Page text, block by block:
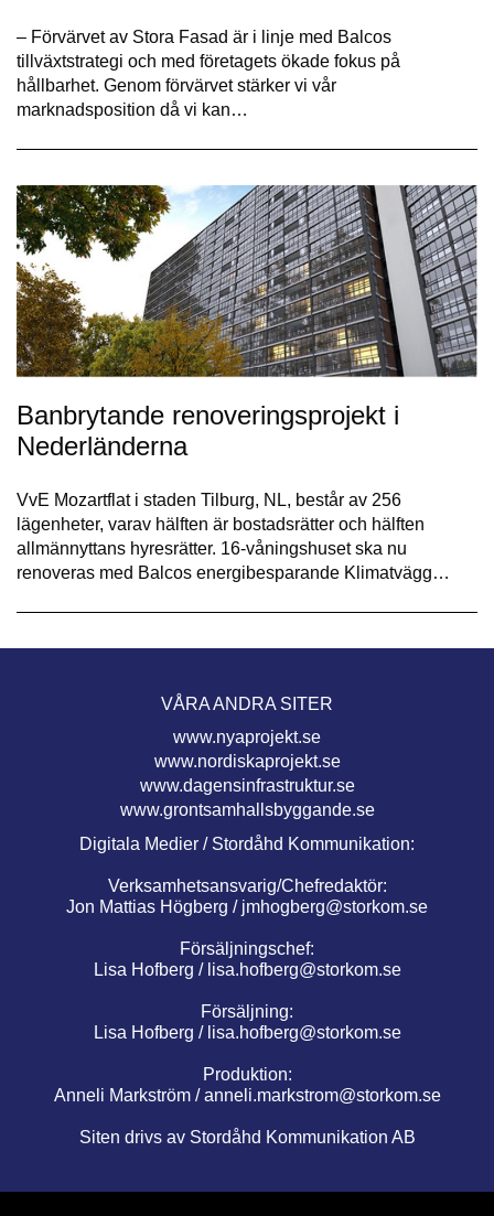
– Förvärvet av Stora Fasad är i linje med Balcos
tillväxtstrategi och med företagets ökade fokus på
hållbarhet. Genom förvärvet stärker vi vår
marknadsposition då vi kan…
Banbrytande renoveringsprojekt i
Nederländerna
VvE Mozartflat i staden Tilburg, NL, består av 256
lägenheter, varav hälften är bostadsrätter och hälften
allmännyttans hyresrätter. 16-våningshuset ska nu
renoveras med Balcos energibesparande Klimatvägg…
VÅRA ANDRA SITER
www.nyaprojekt.se
www.nordiskaprojekt.se
www.dagensinfrastruktur.se
www.grontsamhallsbyggande.se
Digitala Medier / Stordåhd Kommunikation:
Verksamhetsansvarig/Chefredaktör:
Jon Mattias Högberg / jmhogberg@storkom.se
Försäljningschef:
Lisa Hofberg / lisa.hofberg@storkom.se
Försäljning:
Lisa Hofberg / lisa.hofberg@storkom.se
Produktion:
Anneli Markström /anneli.markstrom@storkom.se
Siten drivs av Stordåhd Kommunikation AB